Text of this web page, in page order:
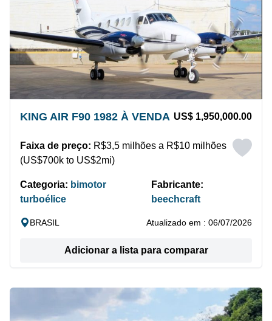
KING AIR F90 1982 À VENDA US$ 1,950,000.00
Faixa de preço: R$3,5 milhões a R$10 milhões
(US$700k to US$2mi)
Categoria: bimotor
turboélice
Fabricante:
beechcraft
BRASIL Atualizado em : 06/07/2026
Adicionar a lista para comparar